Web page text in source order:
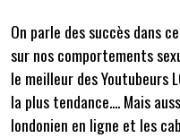
On parle des succès dans
sur nos comportements
le meilleur des Youtubeurs
la plus tendance.... Mais
londonien en ligne et les